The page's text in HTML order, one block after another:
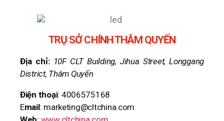
TRỤ SỞ CHÍNH THÂM QUYẾN
Địa chỉ: 10F CLT Building, Jihua Street, Longgang
District, Thâm Quyến
Điện thoại: 4006575168
Email: marketing@cltchina.com